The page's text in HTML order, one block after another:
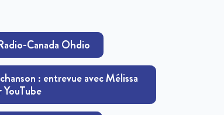
Canada Ohdio
: entrevue avec Mélissa